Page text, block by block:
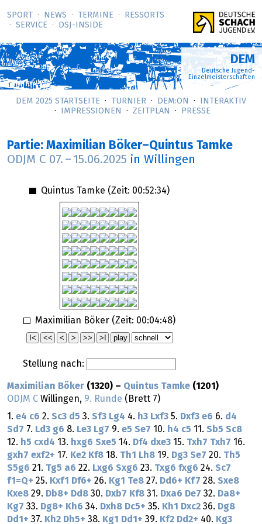
SPORT NEWS TERMINE
RESSORTS
SERVICE
DSJ-­INSIDE
DEM
Deutsche Jugend-
Einzelmeisterschaften
DEM 2025 STARTSEITE TURNIER DEM:ON
INTERAKTIV
IMPRESSIONEN
ZEITPLAN PRESSE
Partie: Maximilian Böker–Quintus Tamke
ODJM C 07. – 15.06.2025 in Willingen
Quintus Tamke (Zeit: 00:52:34)
Maximilian Böker (Zeit: 00:04:48)
Stellung nach:
Maximilian Böker (1320) – Quintus Tamke (1201)
ODJM C Willingen, 9. Runde (Brett 7)
1. e4 c6 2. Sc3 d5 3. Sf3 Lg4 4. h3 Lxf3 5. Dxf3 e6 6. d4
Sd7 7. Ld3 g6 8. Le3 Lg7 9. e5 Se7 10. h4 c5 11. Sb5 Sc8
12. h5 cxd4 13. hxg6 Sxe5 14. Df4 dxe3 15. Txh7 Txh7 16.
gxh7 exf2+ 17. Ke2 Kf8 18. Th1 Lh8 19. Dg3 Se7 20. Th5
S5g6 21. Tg5 a6 22. Lxg6 Sxg6 23. Txg6 fxg6 24. Sc7
f1=Q+ 25. Kxf1 Df6+ 26. Kg1 Te8 27. Dd6+ Kf7 28. Sxe8
Kxe8 29. Db8+ Dd8 30. Dxb7 Kf8 31. Dxa6 De7 32. Da8+
Kg7 33. Dg8+ Kh6 34. Dxh8 Dc5+ 35. Kh1 Dxc2 36. Dg8
Dd1+ 37. Kh2 Dh5+ 38. Kg1 Dd1+ 39. Kf2 Dd2+ 40. Kg3